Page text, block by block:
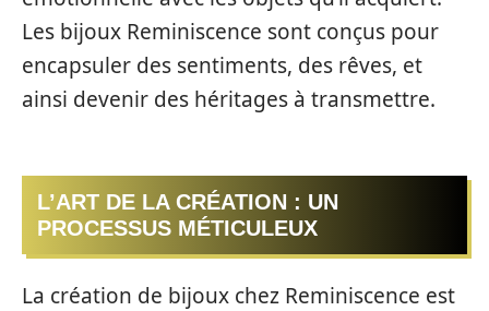
Les bijoux Reminiscence sont conçus pour
encapsuler des sentiments, des rêves, et
ainsi devenir des héritages à transmettre.
L’ART DE LA CRÉATION : UN
PROCESSUS MÉTICULEUX
La création de bijoux chez Reminiscence est